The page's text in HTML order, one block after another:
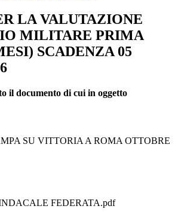
LA VALUTAZIONE
MILITARE PRIMA
SCADENZA 05
il documento di cui in oggetto
SU VITTORIA A ROMA OTTOBRE
FEDERATA.pdf